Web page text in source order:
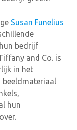
Susan Funelius
bedrijf
and Co. is
in het
hun